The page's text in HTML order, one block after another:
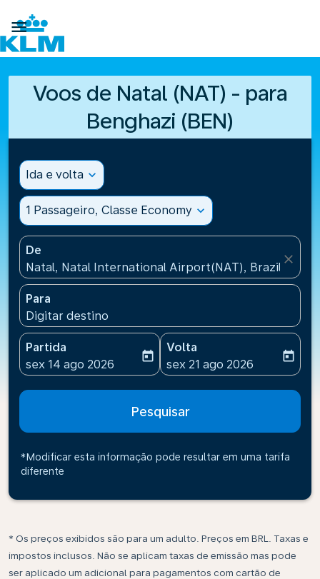

Voos de Natal (NAT) - para
Benghazi (BEN)
Ida e volta expand_more
1 Passageiro, Classe Economy expand_more
De
Natal, Natal International Airport(NAT), Brazil
close
Para
Digitar destino
Partida
fc-booking-departure-date-aria-label
sex 14 ago 2026
today
Volta
fc-booking-return-date-
sex 21 ago 2026
today
Pesquisar
*Modificar esta informação pode resultar em uma tarifa
diferente
* Os preços exibidos são para um adulto. Preços em BRL. Taxas e
impostos inclusos. Não se aplicam taxas de emissão mas pode
ser aplicado um adicional para pagamentos com cartão de